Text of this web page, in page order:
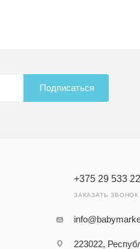
Подписаться
+375 29 533
ЗАКАЗАТЬ ЗВОНОК
223022,